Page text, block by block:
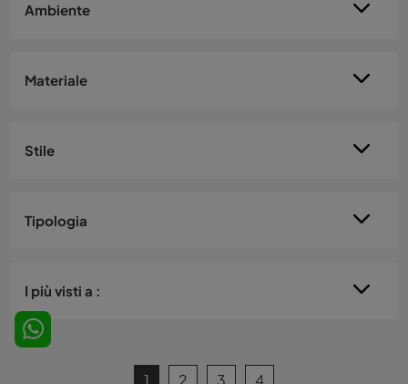
Ambiente
Materiale
Stile
Tipologia
I più visti a :
1 2 3 4